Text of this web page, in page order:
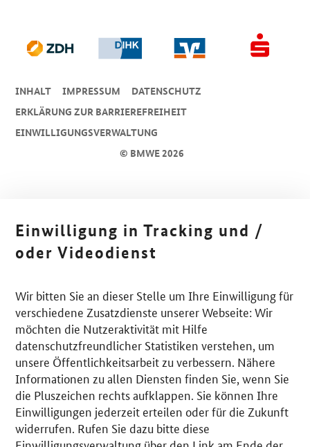
© BMWE 2026
INHALT IMPRESSUM
DA­TEN­SCHUTZ
ERKLÄRUNG ZUR BARRIEREFREIHEIT
EINWILLIGUNGSVERWALTUNG
Einwilligung in Tracking und /
oder Videodienst
Wir bitten Sie an dieser Stelle um Ihre Einwilligung für
verschiedene Zusatzdienste unserer Webseite: Wir
möchten die Nutzeraktivität mit Hilfe
datenschutzfreundlicher Statistiken verstehen, um
unsere Öffentlichkeitsarbeit zu verbessern. Nähere
Informationen zu allen Diensten finden Sie, wenn Sie
die Pluszeichen rechts aufklappen. Sie können Ihre
Einwilligungen jederzeit erteilen oder für die Zukunft
widerrufen. Rufen Sie dazu bitte diese